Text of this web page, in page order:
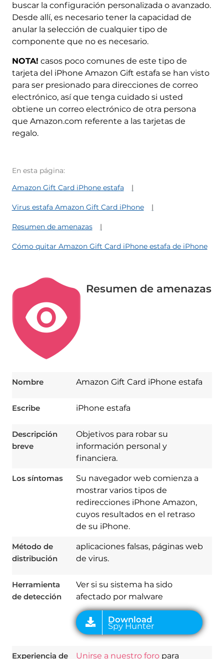
buscar la configuración personalizada o avanzado.
Desde allí, es necesario tener la capacidad de
anular la selección de cualquier tipo de
componente que no es necesario.
NOTA! casos poco comunes de este tipo de
tarjeta del iPhone Amazon Gift estafa se han visto
para ser presionado para direcciones de correo
electrónico, así que tenga cuidado si usted
obtiene un correo electrónico de otra persona
que Amazon.com referente a las tarjetas de
regalo.
En esta página:
Amazon Gift Card iPhone estafa
Virus estafa Amazon Gift Card iPhone
Resumen de amenazas
Cómo quitar Amazon Gift Card iPhone estafa de iPhone
Resumen de amenazas
Nombre Amazon Gift Card iPhone estafa
Escribe iPhone estafa
Descripción
breve
Objetivos para robar su
información personal y
financiera.
Los síntomas
Su navegador web comienza a
mostrar varios tipos de
redirecciones iPhone Amazon,
cuyos resultados en el retraso
de su iPhone.
Método de
distribución
aplicaciones falsas, páginas web
de virus.
Herramienta
de detección
Ver si su sistema ha sido
afectado por malware
Download
Spy Hunter
Experiencia de
Unirse a nuestro foropara